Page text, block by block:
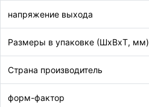
напряжение выхода
Размеры в упаковке (ШxВxТ, мм)
Страна производитель
форм-фактор